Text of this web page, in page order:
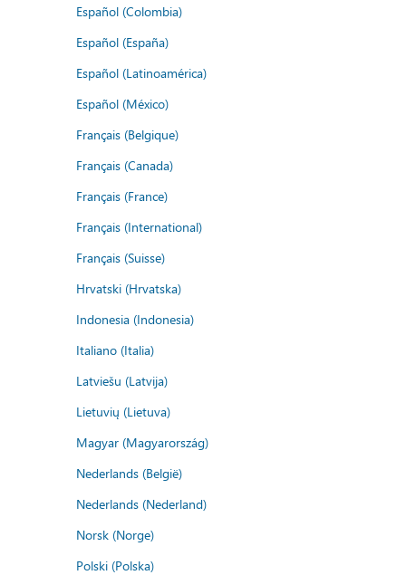
Español (Colombia)
Español (España)
Español (Latinoamérica)
Español (México)
Français (Belgique)
Français (Canada)
Français (France)
Français (International)
Français (Suisse)
Hrvatski (Hrvatska)
Indonesia (Indonesia)
Italiano (Italia)
Latviešu (Latvija)
Lietuvių (Lietuva)
Magyar (Magyarország)
Nederlands (België)
Nederlands (Nederland)
Norsk (Norge)
Polski (Polska)